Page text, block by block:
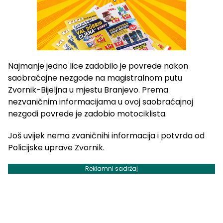
Najmanje jedno lice zadobilo je povrede nakon
saobraćajne nezgode na magistralnom putu
Zvornik-Bijeljna u mjestu Branjevo. Prema
nezvaničnim informacijama u ovoj saobraćajnoj
nezgodi povrede je zadobio motociklista.
Još uvijek nema zvaničnihi informacija i potvrda od
Policijske uprave Zvornik.
Reklamni sadržaj